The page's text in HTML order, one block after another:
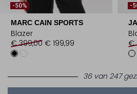
-50%
MARC CAIN SPORTS
Blazer
€ 399,00 € 199,99
-
€
36 van 247